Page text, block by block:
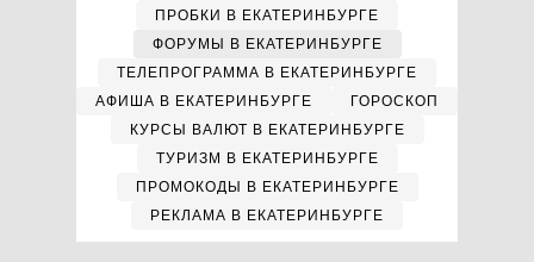
ПРОБКИ В ЕКАТЕРИНБУРГЕ
ФОРУМЫ В ЕКАТЕРИНБУРГЕ
ТЕЛЕПРОГРАММА В ЕКАТЕРИНБУРГЕ
АФИША В ЕКАТЕРИНБУРГЕ
ГОРОСКОП
КУРСЫ ВАЛЮТ В ЕКАТЕРИНБУРГЕ
ТУРИЗМ В ЕКАТЕРИНБУРГЕ
ПРОМОКОДЫ В ЕКАТЕРИНБУРГЕ
РЕКЛАМА В ЕКАТЕРИНБУРГЕ